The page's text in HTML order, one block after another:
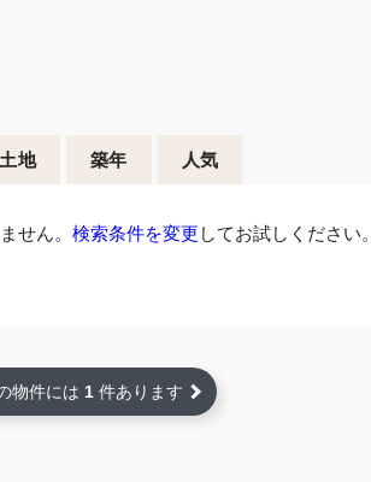
土地 築年 人気
せん。 検索条件を変更 してお試しください。
物件には 1 件あります